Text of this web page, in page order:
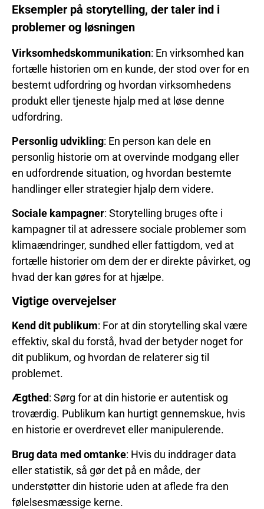
Eksempler på storytelling, der taler ind i
problemer og løsningen
Virksomhedskommunikation: En virksomhed kan
fortælle historien om en kunde, der stod over for en
bestemt udfordring og hvordan virksomhedens
produkt eller tjeneste hjalp med at løse denne
udfordring.
Personlig udvikling: En person kan dele en
personlig historie om at overvinde modgang eller
en udfordrende situation, og hvordan bestemte
handlinger eller strategier hjalp dem videre.
Sociale kampagner: Storytelling bruges ofte i
kampagner til at adressere sociale problemer som
klimaændringer, sundhed eller fattigdom, ved at
fortælle historier om dem der er direkte påvirket, og
hvad der kan gøres for at hjælpe.
Vigtige overvejelser
Kend dit publikum: For at din storytelling skal være
effektiv, skal du forstå, hvad der betyder noget for
dit publikum, og hvordan de relaterer sig til
problemet.
Ægthed: Sørg for at din historie er autentisk og
troværdig. Publikum kan hurtigt gennemskue, hvis
en historie er overdrevet eller manipulerende.
Brug data med omtanke: Hvis du inddrager data
eller statistik, så gør det på en måde, der
understøtter din historie uden at aflede fra den
følelsesmæssige kerne.